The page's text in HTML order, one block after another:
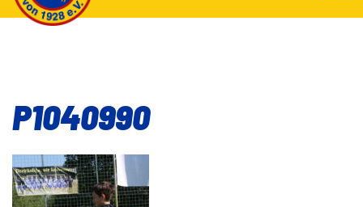
P1040990